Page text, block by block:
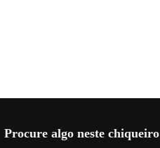
Procure algo neste chiqueiro